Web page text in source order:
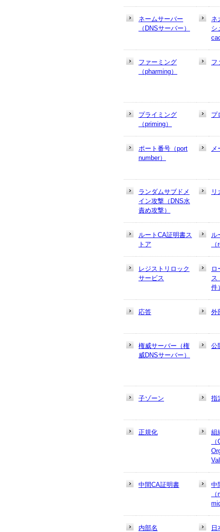
ネームサーバー
（DNSサーバー）
ネ
シ
ファーミング
（pharming）
フ
プライミング
（priming）
プ
ポート番号（port
number）
メ
ランダムサブドメ
イン攻撃（DNS水
責め攻撃）
リ
ルートCA証明書ス
トア
ル
レジストリロック
サービス
ロ
ス
件
応答 外
権威サーバー（権
威DNSサーバー）
公
子ゾーン 指
正規化
組
中間CA証明書
中
内部名